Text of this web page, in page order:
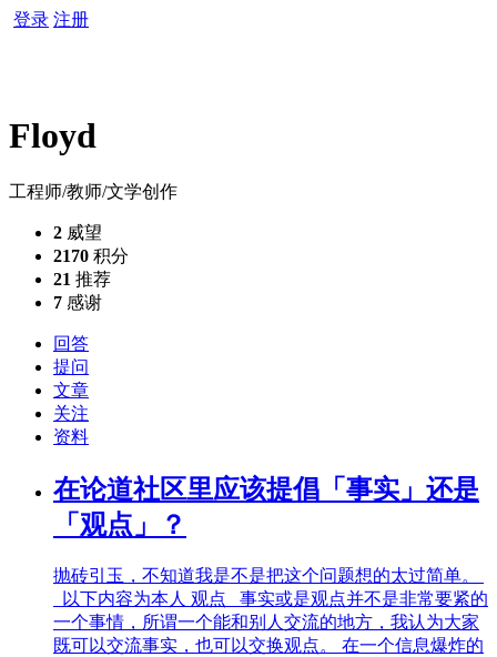
登录 注册
Floyd
工程师/教师/文学创作
2 威望
2170 积分
21 推荐
7 感谢
回答
提问
文章
关注
资料
在论道社区里应该提倡「事实」还是
「观点」？
抛砖引玉，不知道我是不是把这个问题想的太过简单。
以下内容为本人 观点 事实或是观点并不是非常要紧的
一个事情，所谓一个能和别人交流的地方，我认为大家
既可以交流事实，也可以交换观点。 在一个信息爆炸的